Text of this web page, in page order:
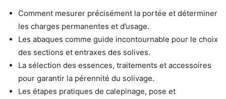
Comment mesurer précisément la portée et déterminer
les charges permanentes et d’usage.
Les abaques comme guide incontournable pour le choix
des sections et entraxes des solives.
La sélection des essences, traitements et accessoires
pour garantir la pérennité du solivage.
Les étapes pratiques de calepinage, pose et